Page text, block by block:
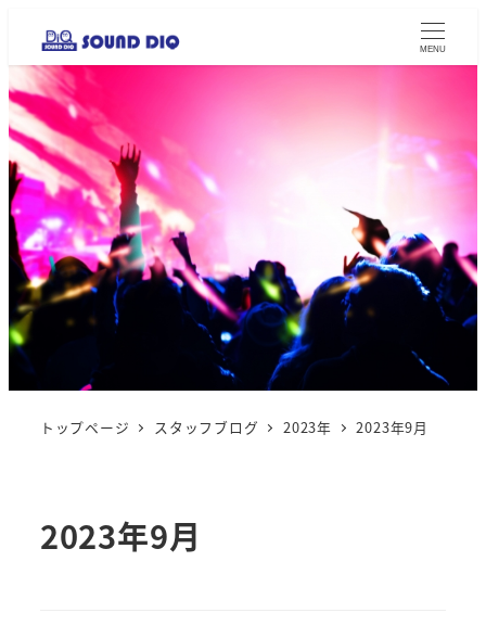
MENU
トップページ スタッフブログ 2023年 2023年9月
2023年9月